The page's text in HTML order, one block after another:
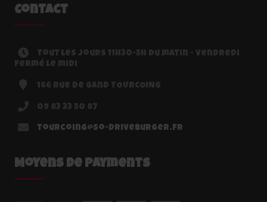
Contact
tout les jours 11h30-5h du matin - vendredi
fermé le midi
166 rue de Gand TOURCOING
09 83 33 50 87
tourcoing@so-driveburger.fr
Moyens de Payments